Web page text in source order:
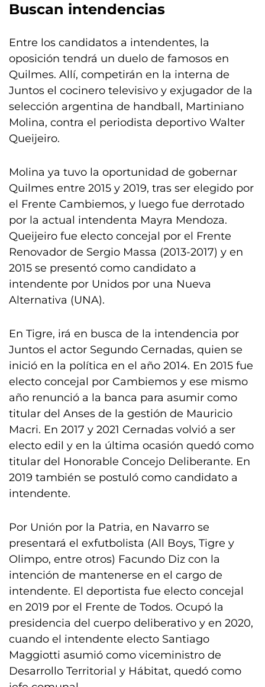
Buscan intendencias
Entre los candidatos a intendentes, la
oposición tendrá un duelo de famosos en
Quilmes. Allí, competirán en la interna de
Juntos el cocinero televisivo y exjugador de la
selección argentina de handball, Martiniano
Molina, contra el periodista deportivo Walter
Queijeiro.
Molina ya tuvo la oportunidad de gobernar
Quilmes entre 2015 y 2019, tras ser elegido por
el Frente Cambiemos, y luego fue derrotado
por la actual intendenta Mayra Mendoza.
Queijeiro fue electo concejal por el Frente
Renovador de Sergio Massa (2013-2017) y en
2015 se presentó como candidato a
intendente por Unidos por una Nueva
Alternativa (UNA).
En Tigre, irá en busca de la intendencia por
Juntos el actor Segundo Cernadas, quien se
inició en la política en el año 2014. En 2015 fue
electo concejal por Cambiemos y ese mismo
año renunció a la banca para asumir como
titular del Anses de la gestión de Mauricio
Macri. En 2017 y 2021 Cernadas volvió a ser
electo edil y en la última ocasión quedó como
titular del Honorable Concejo Deliberante. En
2019 también se postuló como candidato a
intendente.
Por Unión por la Patria, en Navarro se
presentará el exfutbolista (All Boys, Tigre y
Olimpo, entre otros) Facundo Diz con la
intención de mantenerse en el cargo de
intendente. El deportista fue electo concejal
en 2019 por el Frente de Todos. Ocupó la
presidencia del cuerpo deliberativo y en 2020,
cuando el intendente electo Santiago
Maggiotti asumió como viceministro de
Desarrollo Territorial y Hábitat, quedó como